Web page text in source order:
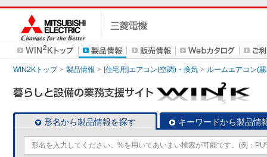
WIN2Kトップ 製品情報 [住宅用]エアコン(空調)・換気 ルームエアコン(
形名から製品情報を探す キーワードから製品情